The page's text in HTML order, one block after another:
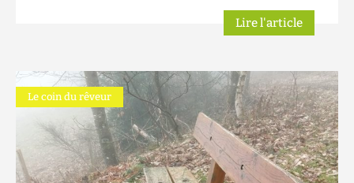
Lire l'article
Le coin du rêveur